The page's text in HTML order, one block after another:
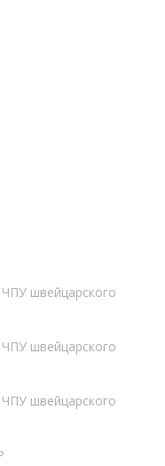
швейцарского
швейцарского
швейцарского